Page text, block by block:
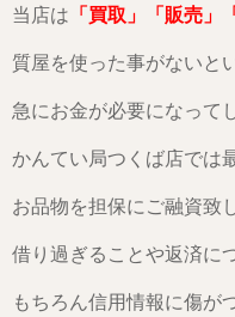
当店は 「買取」「販売」
質屋を使った事がないと
急にお金が必要になっ
かんてい局つくば店では
お品物を担保にご融資致
借り過ぎることや返済に
もちろん信用情報に傷が